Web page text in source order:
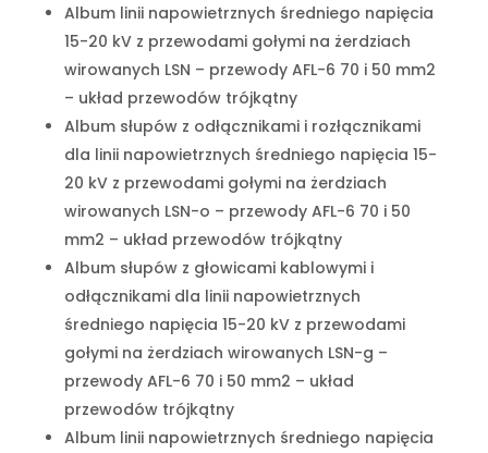
Album linii napowietrznych średniego napięcia
15-20 kV z przewodami gołymi na żerdziach
wirowanych LSN – przewody AFL-6 70 i 50 mm2
– układ przewodów trójkątny
Album słupów z odłącznikami i rozłącznikami
dla linii napowietrznych średniego napięcia 15-
20 kV z przewodami gołymi na żerdziach
wirowanych LSN-o – przewody AFL-6 70 i 50
mm2 – układ przewodów trójkątny
Album słupów z głowicami kablowymi i
odłącznikami dla linii napowietrznych
średniego napięcia 15-20 kV z przewodami
gołymi na żerdziach wirowanych LSN-g –
przewody AFL-6 70 i 50 mm2 – układ
przewodów trójkątny
Album linii napowietrznych średniego napięcia